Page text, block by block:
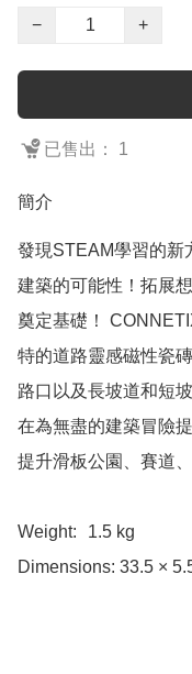
−
+
已售出： 1
簡介
發現STEAM學習的新
建築的可能性！拓展
奠定基礎！
特的道路靈感磁性瓷
路口以及長坡道和短
在為無盡的建築冒險
提升滑板公園、賽道
Weight: 	1.5 kg
Dimensions: 33.5 ×